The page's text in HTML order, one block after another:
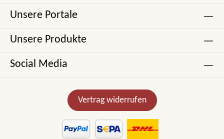
Unsere Portale
Unsere Produkte
Social Media
Vertrag widerrufen